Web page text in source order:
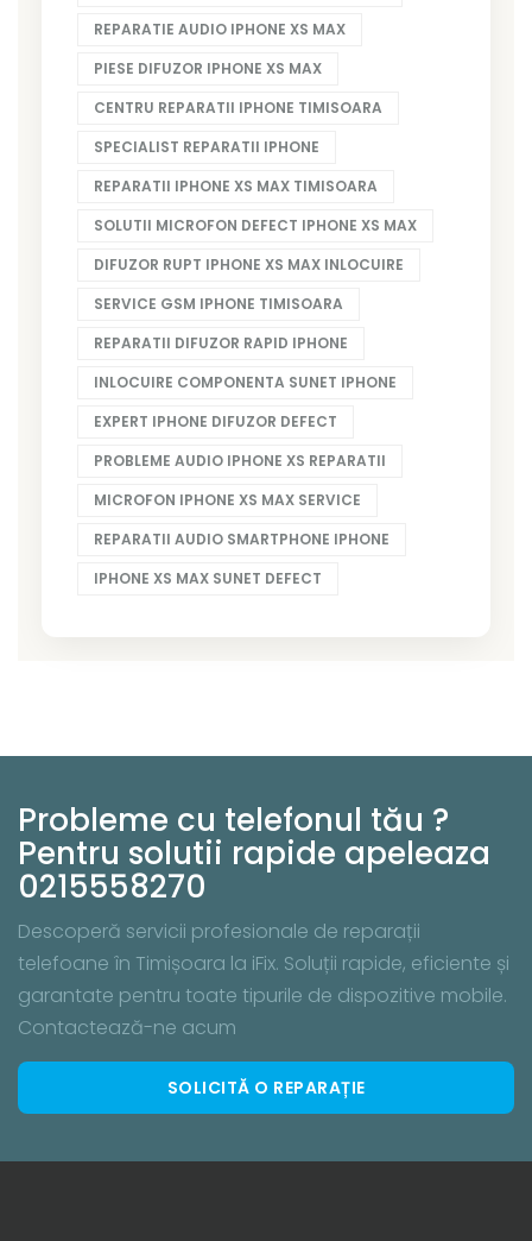
REPARATIE AUDIO IPHONE XS MAX
PIESE DIFUZOR IPHONE XS MAX
CENTRU REPARATII IPHONE TIMISOARA
SPECIALIST REPARATII IPHONE
REPARATII IPHONE XS MAX TIMISOARA
SOLUTII MICROFON DEFECT IPHONE XS MAX
DIFUZOR RUPT IPHONE XS MAX INLOCUIRE
SERVICE GSM IPHONE TIMISOARA
REPARATII DIFUZOR RAPID IPHONE
INLOCUIRE COMPONENTA SUNET IPHONE
EXPERT IPHONE DIFUZOR DEFECT
PROBLEME AUDIO IPHONE XS REPARATII
MICROFON IPHONE XS MAX SERVICE
REPARATII AUDIO SMARTPHONE IPHONE
IPHONE XS MAX SUNET DEFECT
Probleme cu telefonul tău ?
Pentru solutii rapide apeleaza
0215558270
Descoperă servicii profesionale de reparații
telefoane în Timișoara la iFix. Soluții rapide, eficiente și
garantate pentru toate tipurile de dispozitive mobile.
Contactează-ne acum
SOLICITĂ O REPARAȚIE